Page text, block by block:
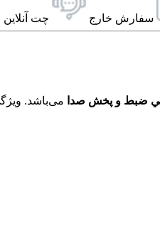
سفارش خارج چت آنلاین
سي ضبط و پخش صدا